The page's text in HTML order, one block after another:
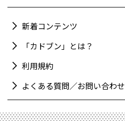
新着コンテンツ
「カドブン」とは？
利用規約
よくある質問／お問い合わせ